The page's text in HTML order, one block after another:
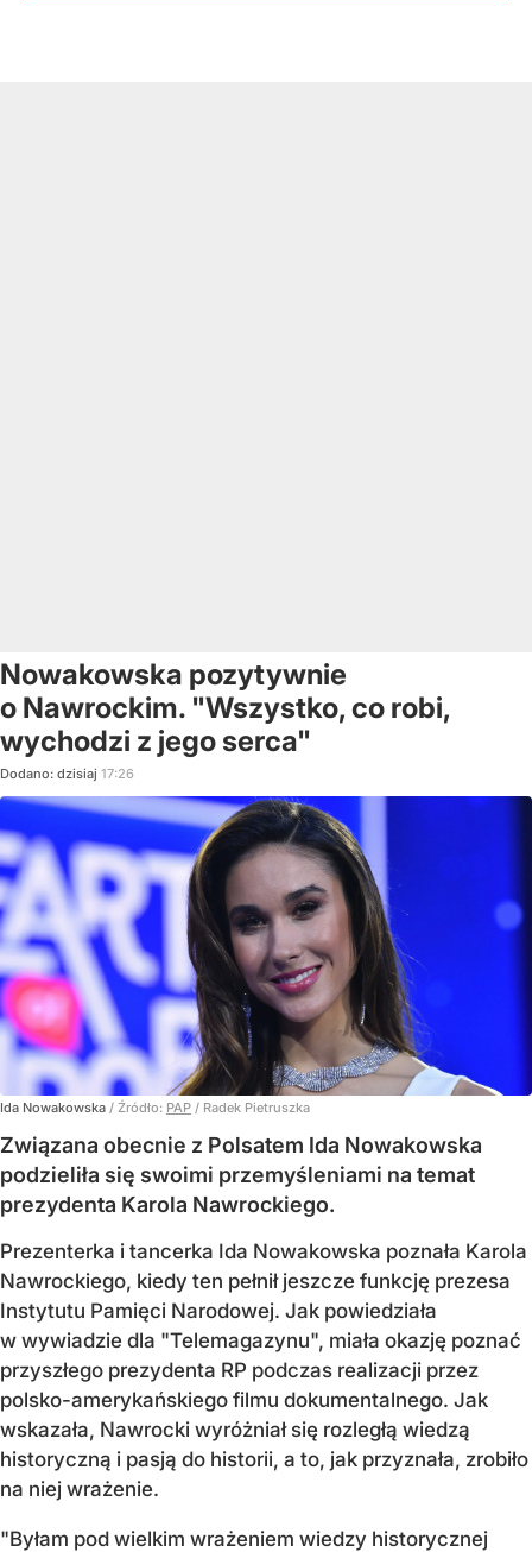
Nowakowska pozytywnie
o Nawrockim. "Wszystko, co robi,
wychodzi z jego serca"
Dodano: dzisiaj 17:26
Ida Nowakowska / Źródło: PAP / Radek Pietruszka
Związana obecnie z Polsatem Ida Nowakowska
podzieliła się swoimi przemyśleniami na temat
prezydenta Karola Nawrockiego.
Prezenterka i tancerka Ida Nowakowska poznała Karola
Nawrockiego, kiedy ten pełnił jeszcze funkcję prezesa
Instytutu Pamięci Narodowej. Jak powiedziała
w wywiadzie dla "Telemagazynu", miała okazję poznać
przyszłego prezydenta RP podczas realizacji przez
polsko-amerykańskiego filmu dokumentalnego. Jak
wskazała, Nawrocki wyróżniał się rozległą wiedzą
historyczną i pasją do historii, a to, jak przyznała, zrobiło
na niej wrażenie.
"Byłam pod wielkim wrażeniem wiedzy historycznej